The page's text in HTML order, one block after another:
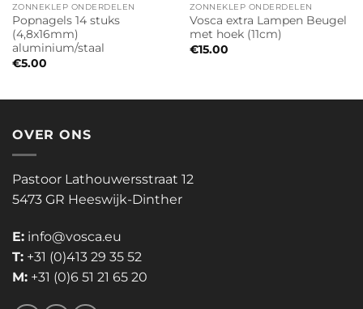
ZONNEKLEP ONDERDELEN
Popnagels 14 stuks
(4,8x16mm)
aluminium/staal
€5.00
ZONNEKLEP ONDERDELEN
Vosca extra Lampen Beugel
met hoek (11cm)
€15.00
OVER ONS
Pastoor Lathouwersstraat 12
5473 GR Heeswijk-Dinther
E: info@vosca.eu
T: +31 (0)413 29 35 52
M: +31 (0)6 51 21 65 20